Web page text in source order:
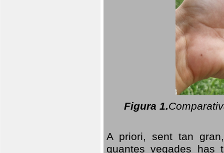
Figura 1.
A priori, sent tan
quantes vegades has